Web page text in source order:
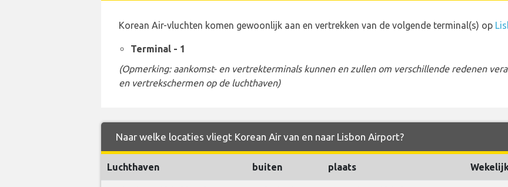
Korean Air-vluchten komen gewoonlijk aan en vertrekken van de volgende terminal(s) op
Terminal - 1
(Opmerking: aankomst- en vertrekterminals kunnen en zullen om verschillende redenen
en vertrekschermen op de luchthaven)
Naar welke locaties vliegt Korean Air van en naar Lisbon Airport?
Luchthaven buiten plaats